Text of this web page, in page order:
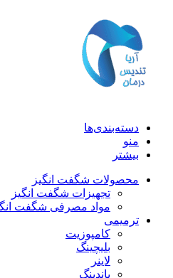
دسته‌بندی‌ها
منو
بیشتر
محصولات شگفت انگیز
تجهیزات شگفت انگیز
مواد مصرفی شگفت
ترمیمی
کامپوزیت
بلیچینگ
لاینر
باندینگ